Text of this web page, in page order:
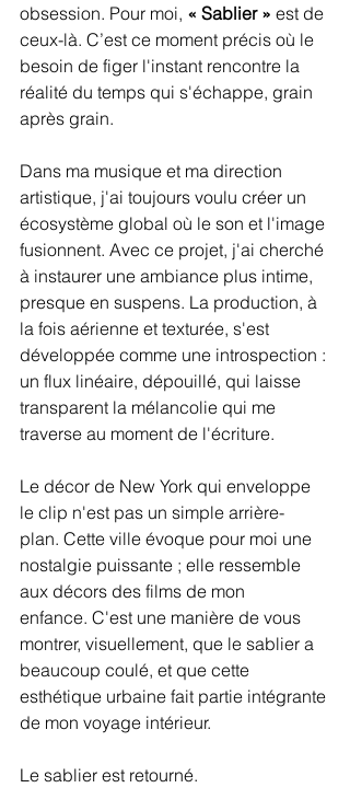
obsession. Pour moi, « Sablier » est de
ceux-là. C’est ce moment précis où le
besoin de figer l'instant rencontre la
réalité du temps qui s'échappe, grain
après grain.
Dans ma musique et ma direction
artistique, j'ai toujours voulu créer un
écosystème global où le son et l'image
fusionnent. Avec ce projet, j'ai cherché
à instaurer une ambiance plus intime,
presque en suspens. La production, à
la fois aérienne et texturée, s'est
développée comme une introspection :
un flux linéaire, dépouillé, qui laisse
transparent la mélancolie qui me
traverse au moment de l'écriture.
Le décor de New York qui enveloppe
le clip n'est pas un simple arrière-
plan. Cette ville évoque pour moi une
nostalgie puissante ; elle ressemble
aux décors des films de mon
enfance. C'est une manière de vous
montrer, visuellement, que le sablier a
beaucoup coulé, et que cette
esthétique urbaine fait partie intégrante
de mon voyage intérieur.
Le sablier est retourné.